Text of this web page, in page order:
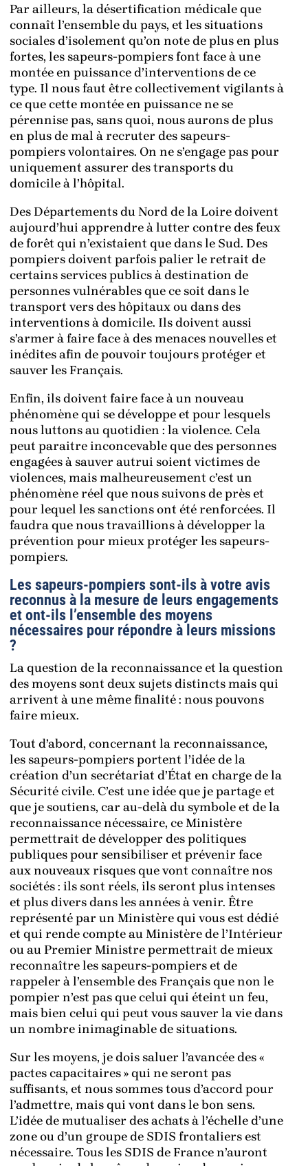
Par ailleurs, la désertification médicale que
connaît l’ensemble du pays, et les situations
sociales d’isolement qu’on note de plus en plus
fortes, les sapeurs-pompiers font face à une
montée en puissance d’interventions de ce
type. Il nous faut être collectivement vigilants à
ce que cette montée en puissance ne se
pérennise pas, sans quoi, nous aurons de plus
en plus de mal à recruter des sapeurs-
pompiers volontaires. On ne s’engage pas pour
uniquement assurer des transports du
domicile à l’hôpital.
Des Départements du Nord de la Loire doivent
aujourd’hui apprendre à lutter contre des feux
de forêt qui n’existaient que dans le Sud. Des
pompiers doivent parfois palier le retrait de
certains services publics à destination de
personnes vulnérables que ce soit dans le
transport vers des hôpitaux ou dans des
interventions à domicile. Ils doivent aussi
s’armer à faire face à des menaces nouvelles et
inédites afin de pouvoir toujours protéger et
sauver les Français.
Enfin, ils doivent faire face à un nouveau
phénomène qui se développe et pour lesquels
nous luttons au quotidien : la violence. Cela
peut paraitre inconcevable que des personnes
engagées à sauver autrui soient victimes de
violences, mais malheureusement c’est un
phénomène réel que nous suivons de près et
pour lequel les sanctions ont été renforcées. Il
faudra que nous travaillions à développer la
prévention pour mieux protéger les sapeurs-
pompiers.
Les sapeurs-pompiers sont-ils à votre avis
reconnus à la mesure de leurs engagements
et ont-ils l’ensemble des moyens
nécessaires pour répondre à leurs missions
?
La question de la reconnaissance et la question
des moyens sont deux sujets distincts mais qui
arrivent à une même finalité : nous pouvons
faire mieux.
Tout d’abord, concernant la reconnaissance,
les sapeurs-pompiers portent l’idée de la
création d’un secrétariat d’État en charge de la
Sécurité civile. C’est une idée que je partage et
que je soutiens, car au-delà du symbole et de la
reconnaissance nécessaire, ce Ministère
permettrait de développer des politiques
publiques pour sensibiliser et prévenir face
aux nouveaux risques que vont connaître nos
sociétés : ils sont réels, ils seront plus intenses
et plus divers dans les années à venir. Être
représenté par un Ministère qui vous est dédié
et qui rende compte au Ministère de l’Intérieur
ou au Premier Ministre permettrait de mieux
reconnaître les sapeurs-pompiers et de
rappeler à l’ensemble des Français que non le
pompier n’est pas que celui qui éteint un feu,
mais bien celui qui peut vous sauver la vie dans
un nombre inimaginable de situations.
Sur les moyens, je dois saluer l’avancée des «
pactes capacitaires » qui ne seront pas
suffisants, et nous sommes tous d’accord pour
l’admettre, mais qui vont dans le bon sens.
L’idée de mutualiser des achats à l’échelle d’une
zone ou d’un groupe de SDIS frontaliers est
nécessaire. Tous les SDIS de France n’auront